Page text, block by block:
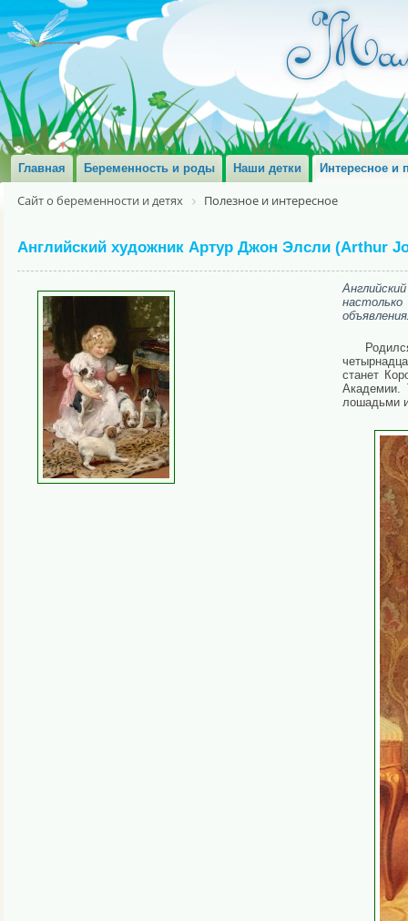
Главная Беременность и роды Наши детки Интересное и
Сайт о беременности и детях Полезное и интересное
Английский художник Артур Джон Элсли (Arthur
станет
Академии.
лошадьми